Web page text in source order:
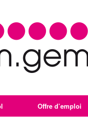
Offre d’emploi